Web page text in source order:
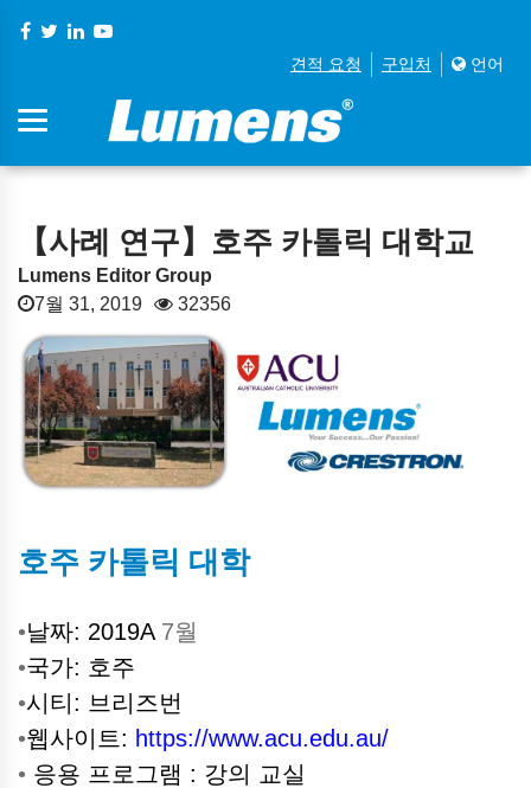
견적 요청 구입처 언어
【사례 연구】호주 카톨릭 대학교
Lumens Editor Group
7월 31, 2019
32356
호주 카톨릭 대학
•날짜: 2019A7월
•국가: 호주
•시티: 브리즈번
•웹사이트: https://www.acu.edu.au/
• 응용 프로그램 : 강의 교실